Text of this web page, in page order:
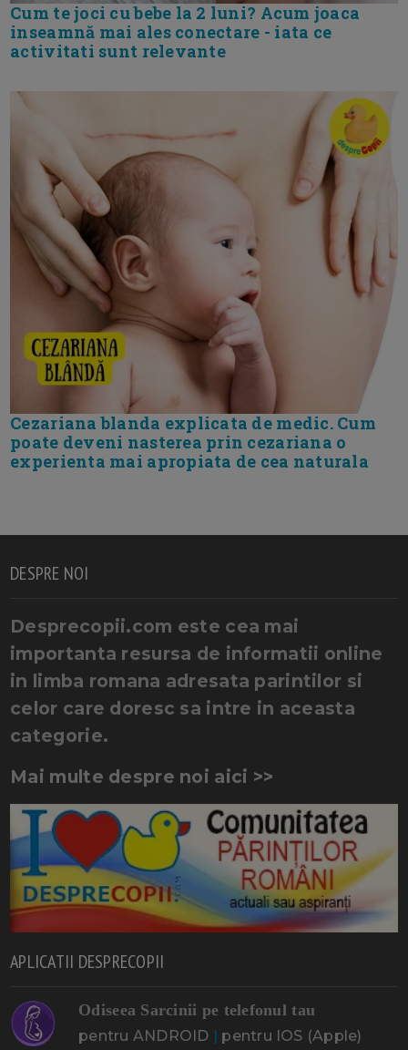
Cum te joci cu bebe la 2 luni? Acum joaca
inseamnă mai ales conectare - iata ce
activitati sunt relevante
Cezariana blanda explicata de medic. Cum
poate deveni nasterea prin cezariana o
experienta mai apropiata de cea naturala
DESPRE NOI
Desprecopii.com este cea mai
importanta resursa de informatii online
in limba romana adresata parintilor si
celor care doresc sa intre in aceasta
categorie.
Mai multe despre noi aici >>
APLICATII DESPRECOPII
Odiseea Sarcinii pe telefonul tau
pentru ANDROID pentru IOS (Apple)